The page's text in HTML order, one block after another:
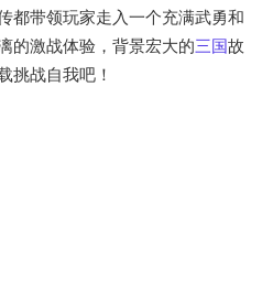
都带领玩家走入一个充满武勇和
的激战体验，背景宏大的三国故
挑战自我吧！